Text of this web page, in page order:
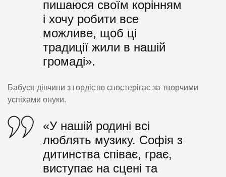
пишаюся своїм корінням
і хочу робити все
можливе, щоб ці
традиції жили в нашій
громаді».
Бабуся дівчини з гордістю спостерігає за творчими
успіхами онуки.
«У нашій родині всі
люблять музику. Софія з
дитинства співає, грає,
виступає на сцені та